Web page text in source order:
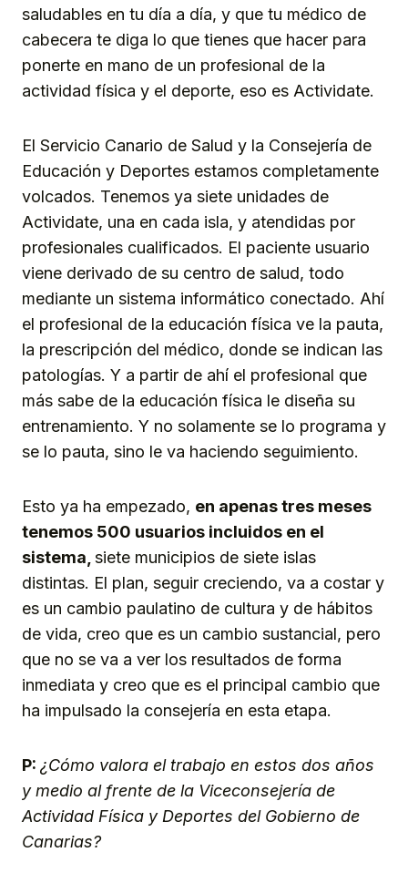
saludables en tu día a día, y que tu médico de
cabecera te diga lo que tienes que hacer para
ponerte en mano de un profesional de la
actividad física y el deporte, eso es Actividate.
El Servicio Canario de Salud y la Consejería de
Educación y Deportes estamos completamente
volcados. Tenemos ya siete unidades de
Actividate, una en cada isla, y atendidas por
profesionales cualificados. El paciente usuario
viene derivado de su centro de salud, todo
mediante un sistema informático conectado. Ahí
el profesional de la educación física ve la pauta,
la prescripción del médico, donde se indican las
patologías. Y a partir de ahí el profesional que
más sabe de la educación física le diseña su
entrenamiento. Y no solamente se lo programa y
se lo pauta, sino le va haciendo seguimiento.
Esto ya ha empezado, en apenas tres meses
tenemos 500 usuarios incluidos en el
sistema, siete municipios de siete islas
distintas. El plan, seguir creciendo, va a costar y
es un cambio paulatino de cultura y de hábitos
de vida, creo que es un cambio sustancial, pero
que no se va a ver los resultados de forma
inmediata y creo que es el principal cambio que
ha impulsado la consejería en esta etapa.
P: ¿Cómo valora el trabajo en estos dos años
y medio al frente de la Viceconsejería de
Actividad Física y Deportes del Gobierno de
Canarias?